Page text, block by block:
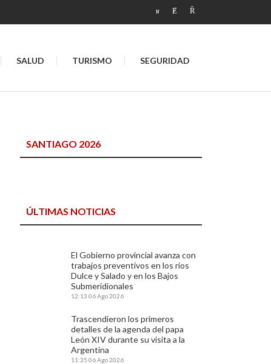
SALUD TURISMO SEGURIDAD
SANTIAGO 2026
ÚLTIMAS NOTICIAS
El Gobierno provincial avanza con
trabajos preventivos en los ríos
Dulce y Salado y en los Bajos
Submeridionales
12:13 06 Ago 2026
Trascendieron los primeros
detalles de la agenda del papa
León XIV durante su visita a la
Argentina
11:35 06 Ago 2026